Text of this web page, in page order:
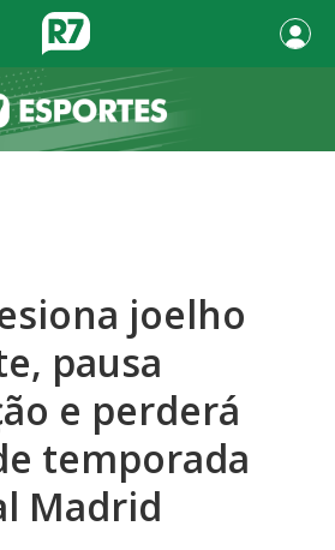
joelho
pausa
e perderá
temporada
Madrid